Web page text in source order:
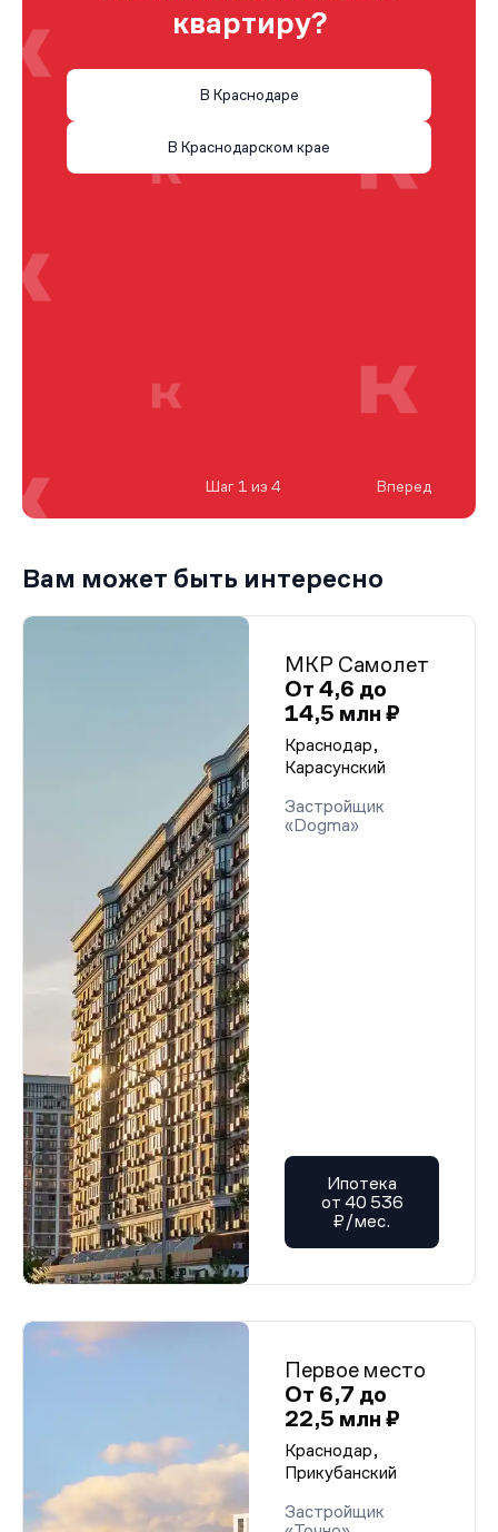
квартиру?
В Краснодаре
В Краснодарском крае
Шаг 1 из 4 Вперед
Вам может быть интересно
МКР Самолет
От 4,6 до
14,5 млн ₽
Краснодар,
Карасунский
Застройщик
«Dogma»
Ипотека
от 40 536
₽/мес.
Первое место
От 6,7 до
22,5 млн ₽
Краснодар,
Прикубанский
Застройщик